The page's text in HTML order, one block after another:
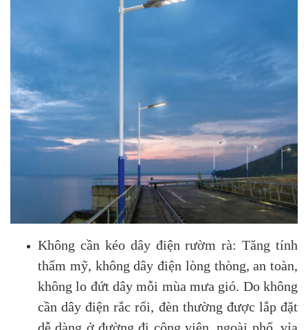
Không cần kéo dây điện rườm rà: Tăng tính
thẩm mỹ, không dây điện lòng thòng, an toàn,
không lo đứt dây mỗi mùa mưa gió. Do không
cần dây điện rắc rối, đèn thường được lắp đặt